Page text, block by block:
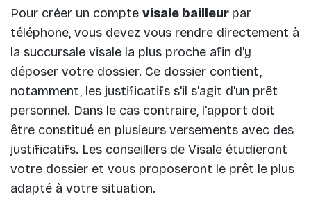
Pour créer un compte visale bailleur par
téléphone, vous devez vous rendre directement à
la succursale visale la plus proche afin d'y
déposer votre dossier. Ce dossier contient,
notamment, les justificatifs s'il s'agit d'un prêt
personnel. Dans le cas contraire, l'apport doit
être constitué en plusieurs versements avec des
justificatifs. Les conseillers de Visale étudieront
votre dossier et vous proposeront le prêt le plus
adapté à votre situation.